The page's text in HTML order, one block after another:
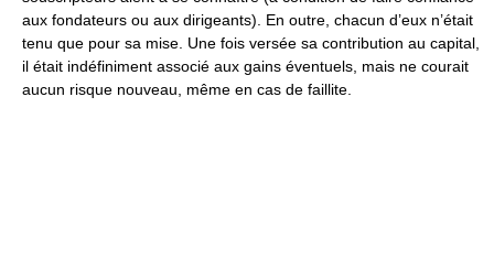
aux fondateurs ou aux dirigeants). En outre, chacun d’eux n’était
tenu que pour sa mise. Une fois versée sa contribution au capital,
il était indéfiniment associé aux gains éventuels, mais ne courait
aucun risque nouveau, même en cas de faillite.